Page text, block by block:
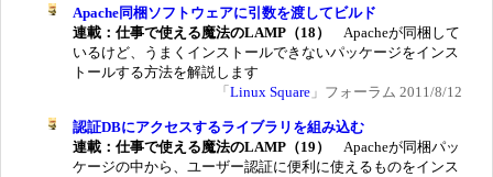
Apache同梱ソフトウェアに引数を渡してビルド
連載：仕事で使える魔法のLAMP（18）
Apacheが同梱して
いるけど、うまくインストールできないパッケージをインス
トールする方法を解説します
「 Linux Square 」フォーラム 2011/8/12
認証DBにアクセスするライブラリを組み込む
連載：仕事で使える魔法のLAMP（19）
Apacheが同梱パッ
ケージの中から、ユーザー認証に便利に使えるものをインス